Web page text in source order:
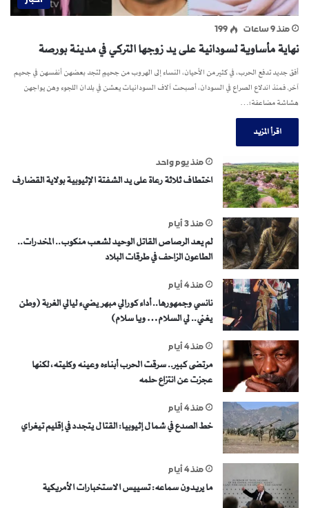
منذ 9 ساعات 199
نهاية مأساوية لسودانية على يد زوجها التركي في مدينة بورصة
أفق جديد تدفع الحرب، في كثير من الأحيان، النساء إلى الهروب من جحيمٍ لتجد بعضهن أنفسهن في جحيم
آخر. فمنذ اندلاع الصراع في السودان، أصبحت آلاف السودانيات يعشن في بلدان اللجوء وهن يواجهن
هشاشة مضاعفة؛…
اقرأ المزيد
منذ يوم واحد
اختطاف ثلاثة رعاة على يد الشفتة الإثيوبية بولاية القضارف
منذ 3 أيام
لم يعد الرصاص القاتل الوحيد لشعب منكوب.. المخدرات..
الطاعون الزاحف في طرقات البلاد
منذ 4 أيام
نانسي وجمهورها.. أداء كورالي مبهر يضيء ليالي الغربة (وطن
يغني.. لي السلام… ويا سلام)
منذ 4 أيام
مرتضى كبير.. سرقت الحرب أبناءه وعينه وكليته، لكنها
عجزت عن انتزاع حلمه
منذ 4 أيام
خط الصدع في شمال إثيوبيا: القتال يتجدد في إقليم تيغراي
منذ 4 أيام
ما يريدون سماعه: تسييس الاستخبارات الأمريكية